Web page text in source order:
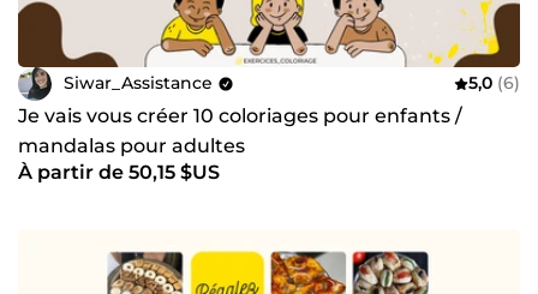
Siwar_Assistance 5,0 (6)
Je vais vous créer 10 coloriages pour enfants /
mandalas pour adultes
À partir de 50,15 $US